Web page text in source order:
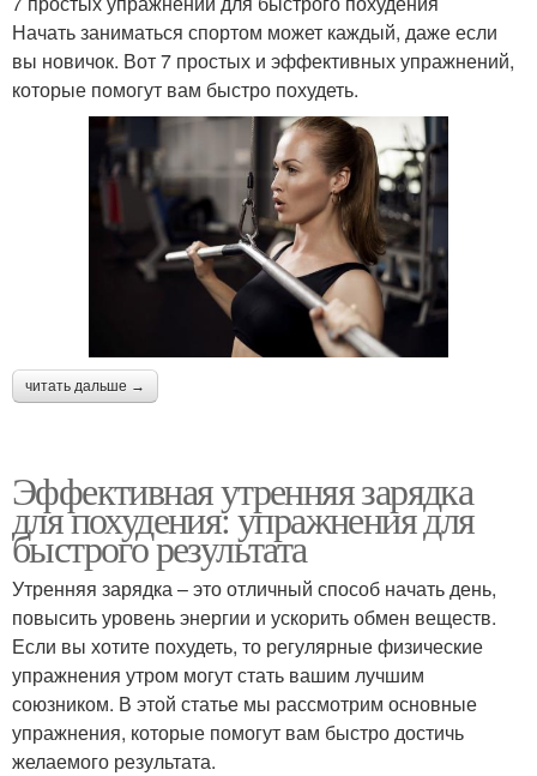
Начать заниматься спортом может каждый, даже если
вы новичок. Вот 7 простых и эффективных упражнений,
которые помогут вам быстро похудеть.
читать дальше →
Эффективная утренняя зарядка
для похудения: упражнения для
быстрого результата
Утренняя зарядка – это отличный способ начать день,
повысить уровень энергии и ускорить обмен веществ.
Если вы хотите похудеть, то регулярные физические
упражнения утром могут стать вашим лучшим
союзником. В этой статье мы рассмотрим основные
упражнения, которые помогут вам быстро достичь
желаемого результата.